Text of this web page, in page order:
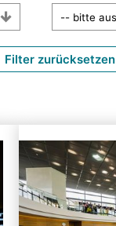
Filter zurücksetzen